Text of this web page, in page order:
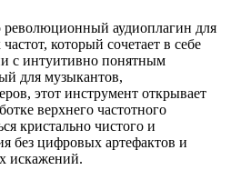
революционный аудиоплагин для
который сочетает в себе
с интуитивно понятным
для музыкантов,
этот инструмент открывает
верхнего частотного
кристально чистого и
без цифровых артефактов и
искажений.